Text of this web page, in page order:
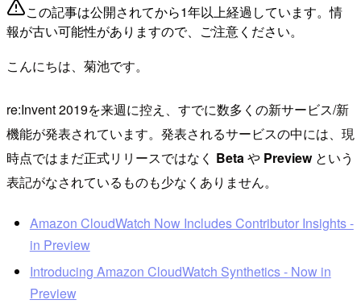
この記事は公開されてから1年以上経過しています。情
報が古い可能性がありますので、ご注意ください。
こんにちは、菊池です。
re:Invent 2019を来週に控え、すでに数多くの新サービス/新
機能が発表されています。発表されるサービスの中には、現
時点ではまだ正式リリースではなく Beta や Previewという
表記がなされているものも少なくありません。
Amazon CloudWatch Now Includes Contributor Insights -
in Preview
Introducing Amazon CloudWatch Synthetics - Now in
Preview